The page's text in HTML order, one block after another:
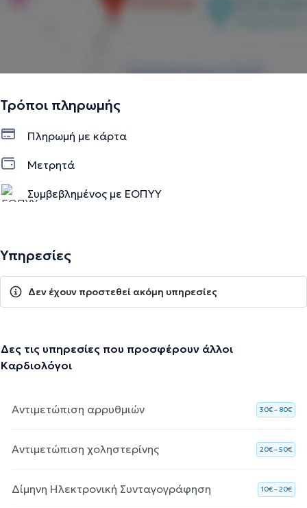
Τρόποι πληρωμής
Πληρωμή με κάρτα
Μετρητά
Συμβεβλημένος με ΕΟΠΥΥ
Υπηρεσίες
Δεν έχουν προστεθεί ακόμη υπηρεσίες
Δες τις υπηρεσίες που προσφέρουν άλλοι
Καρδιολόγοι
Αντιμετώπιση αρρυθμιών 30€ – 80€
Αντιμετώπιση χοληστερίνης 20€ – 50€
Δίμηνη Ηλεκτρονική Συνταγογράφηση 10€ – 20€